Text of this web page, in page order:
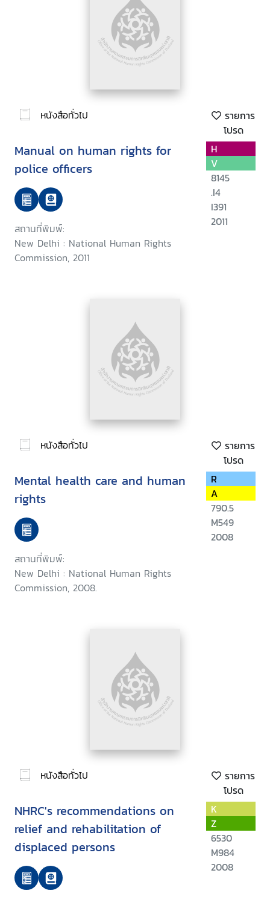
หนังสือทั่วไป
รายการ
โปรด
Manual on human rights for
police officers
สถานที่พิมพ์:
New Delhi : National Human Rights
Commission, 2011
H
V
8145
.I4
I391
2011
หนังสือทั่วไป
รายการ
โปรด
Mental health care and human
rights
สถานที่พิมพ์:
New Delhi : National Human Rights
Commission, 2008.
R
A
790.5
M549
2008
หนังสือทั่วไป
รายการ
โปรด
NHRC's recommendations on
relief and rehabilitation of
displaced persons
K
Z
6530
M984
2008